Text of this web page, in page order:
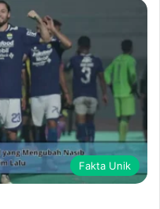
Fakta Unik